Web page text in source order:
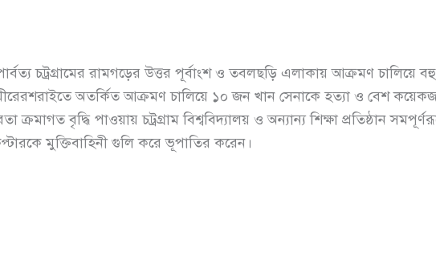
চট্রগ্রামের রামগড়ের উত্তর পূর্বাংশ ও তবলছড়ি এলাকায় আক্রমণ চালিয়ে বহু
অতর্কিত আক্রমণ চালিয়ে ১০ জন খান সেনাকে হত্যা ও বেশ
ক্রমাগত বৃদ্ধি পাওয়ায় চট্রগ্রাম বিশ্ববিদ্যালয় ও অন্যান্য শিক্ষা প্রতিষ্ঠান
মুক্তিবাহিনী গুলি করে ভূপাতির করেন।